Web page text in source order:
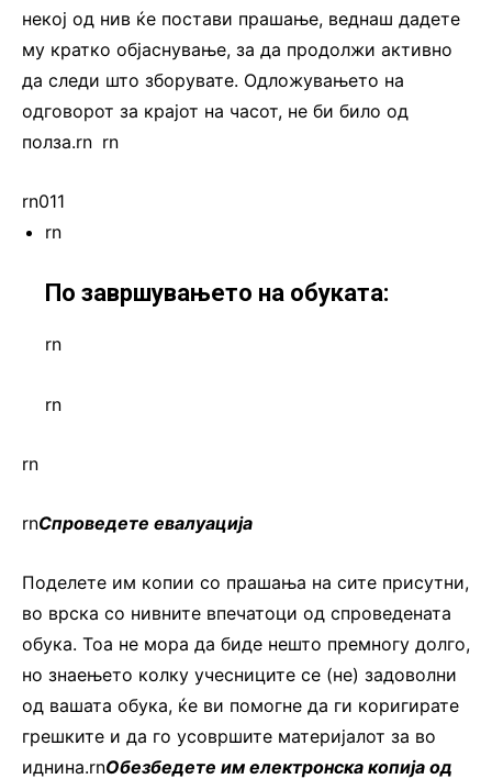
некој од нив ќе постави прашање, веднаш дадете
му кратко објаснување, за да продолжи активно
да следи што зборувате. Одложувањето на
одговорот за крајот на часот, не би било од
полза.rn rn
rn011
rn
По завршувањето на обуката:
rn
rn
rn
rnСпроведете евалуација
Поделете им копии со прашања на сите присутни,
во врска со нивните впечатоци од спроведената
обука. Тоа не мора да биде нешто премногу долго,
но знаењето колку учесниците се (не) задоволни
од вашата обука, ќе ви помогне да ги коригирате
грешките и да го усовршите материјалот за во
иднина.rnОбезбедете им електронска копија од